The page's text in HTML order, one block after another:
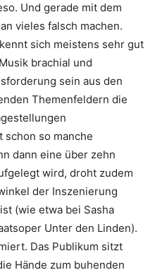
Und gerade mit dem
vieles falsch machen.
sich meistens sehr gut
brachial und
sein aus den
Themenfeldern die
schon so manche
dann eine über zehn
wird, droht zudem
der Inszenierung
(wie etwa bei Sasha
Unter den Linden).
Das Publikum sitzt
Hände zum buhenden